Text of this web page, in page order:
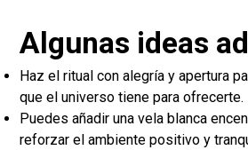
Algunas ideas
Haz el ritual con alegría y apertura
que el universo tiene para ofrecerte.
Puedes añadir una vela blanca
reforzar el ambiente positivo y